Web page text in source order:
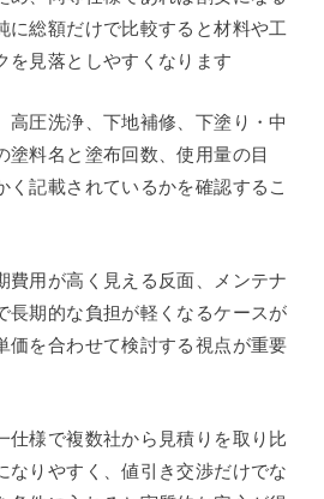
に総額だけで比較すると材料や工
を見落としやすくなります
高圧洗浄、下地補修、下塗り・中
塗料名と塗布回数、使用量の目
く記載されているかを確認するこ
費用が高く見える反面、メンテナ
長期的な負担が軽くなるケースが
価を合わせて検討する視点が重要
仕様で複数社から見積りを取り比
なりやすく、値引き交渉だけでな